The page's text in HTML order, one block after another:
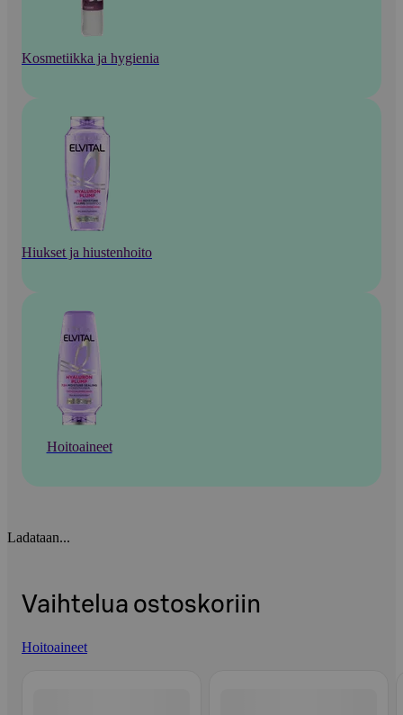
Kosmetiikka ja hygienia
Hiukset ja hiustenhoito
Hoitoaineet
Ladataan...
Vaihtelua ostoskoriin
Hoitoaineet